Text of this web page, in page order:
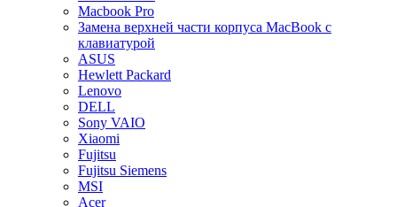
Macbook Pro
Замена верхней части корпуса MacBook с
клавиатурой
ASUS
Hewlett Packard
Lenovo
DELL
Sony VAIO
Xiaomi
Fujitsu
Fujitsu Siemens
MSI
Acer